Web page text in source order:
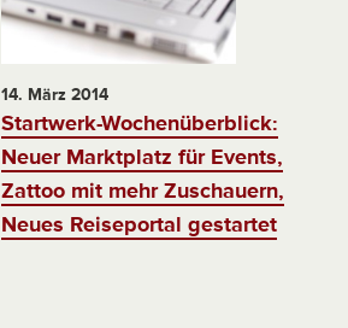
14. März 2014
Startwerk-Wochenüberblick:
Neuer Marktplatz für Events,
Zattoo mit mehr Zuschauern,
Neues Reiseportal gestartet